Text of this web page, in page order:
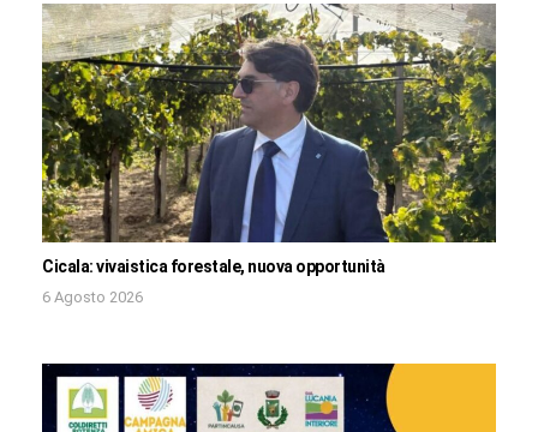
Cicala: vivaistica forestale, nuova opportunità
6 Agosto 2026